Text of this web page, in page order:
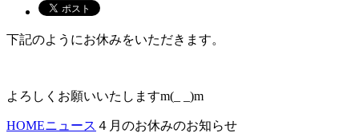
下記のようにお休みをいただきます。
よろしくお願いいたしますm(_ _)m
HOMEニュース ４月のお休みのお知らせ